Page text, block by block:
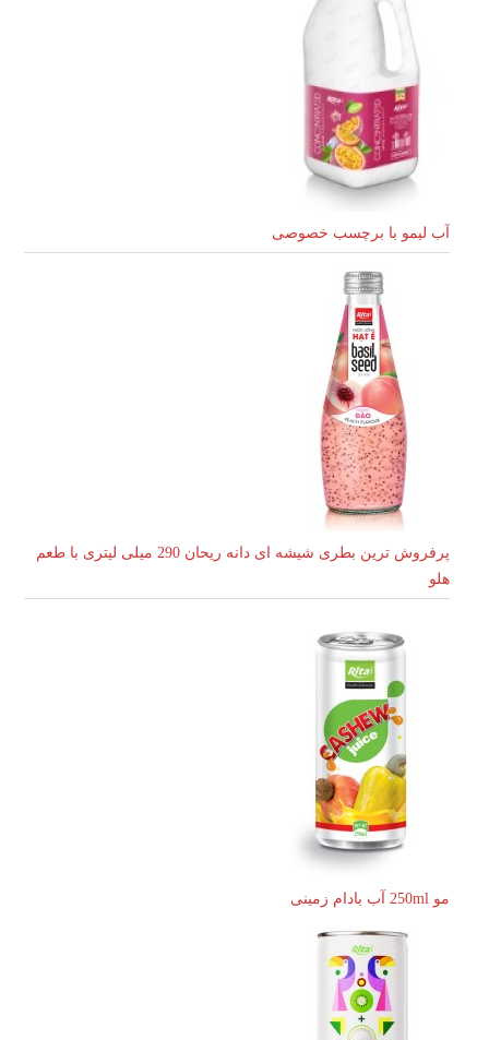
آب لیمو با برچسب خصوصی
پرفروش ترین بطری شیشه ای دانه ریحان 290 میلی لیتری با طعم
هلو
مو 250ml آب بادام زمینی